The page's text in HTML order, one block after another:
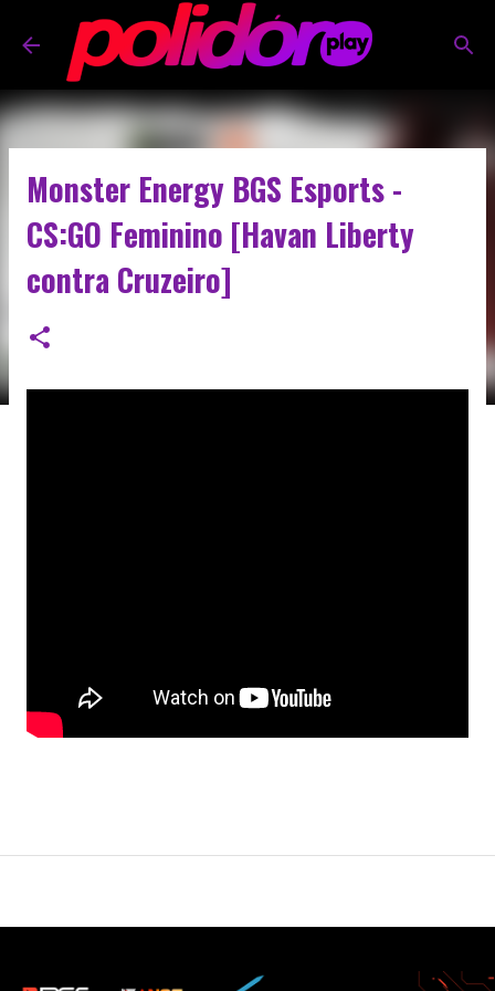
Pular para o conteúdo principal
Monster Energy BGS Esports -
CS:GO Feminino [Havan Liberty
contra Cruzeiro]